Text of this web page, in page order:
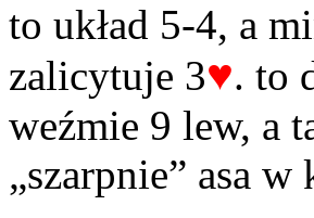
to układ 5-4, a
zalicytuje 3♥. to
weźmie 9 lew, a
„szarpnie” asa